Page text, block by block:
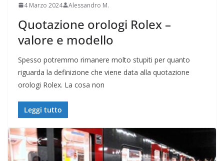
4 Marzo 2024 Alessandro M.
Quotazione orologi Rolex –
valore e modello
Spesso potremmo rimanere molto stupiti per quanto
riguarda la definizione che viene data alla quotazione
orologi Rolex. La cosa non
Leggi tutto